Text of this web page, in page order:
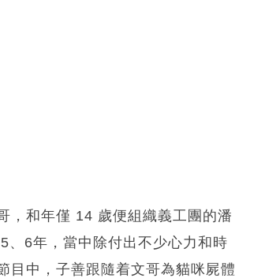
，和年僅 14 歲便組織義工團的潘
、6年，當中除付出不少心力和時
目中，子善跟隨着文哥為貓咪屍體